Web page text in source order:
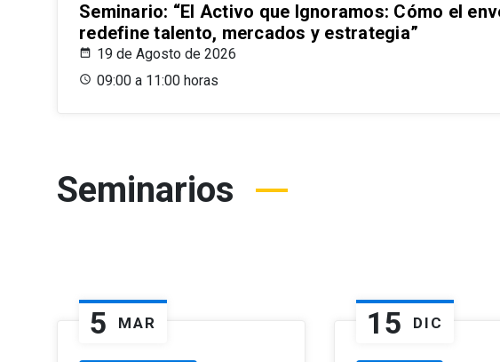
Seminario: “El Activo que Ignoramos: Cómo el
redefine talento, mercados y estrategia”
19 de Agosto de 2026
09:00 a 11:00 horas
Seminarios
5 MAR 15 DIC